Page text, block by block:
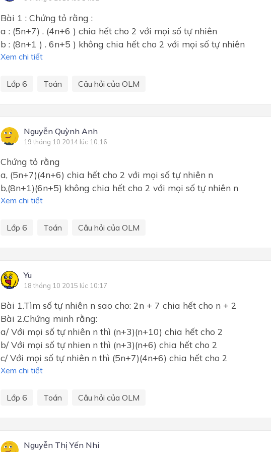
Bài 1 : Chứng tỏ rằng :
a : (5n+7) . (4n+6 ) chia hết cho 2 với mọi số tự nhiên
b : (8n+1 ) . 6n+5 ) không chia hết cho 2 với mọi số tự nhiên
Xem chi tiết
Lớp 6 Toán Câu hỏi của OLM
Nguyễn Quỳnh Anh
19 tháng 10 2014 lúc 10:16
Chứng tỏ rằng
a, (5n+7)(4n+6) chia hết cho 2 với mọi số tự nhiên n
b,(8n+1)(6n+5) không chia hết cho 2 với mọi số tự nhiên n
Xem chi tiết
Lớp 6 Toán Câu hỏi của OLM
Yu
18 tháng 10 2015 lúc 10:17
Bài 1.Tìm số tự nhiên n sao cho: 2n + 7 chia hết cho n + 2
Bài 2.Chứng minh rằng:
a/ Với mọi số tự nhiên n thì (n+3)(n+10) chia hết cho 2
b/ Với mọi số tự nhien n thì (n+3)(n+6) chia hết cho 2
c/ Với mọi số tự nhiên n thì (5n+7)(4n+6) chia hết cho 2
Xem chi tiết
Lớp 6 Toán Câu hỏi của OLM
Nguyễn Thị Yến Nhi